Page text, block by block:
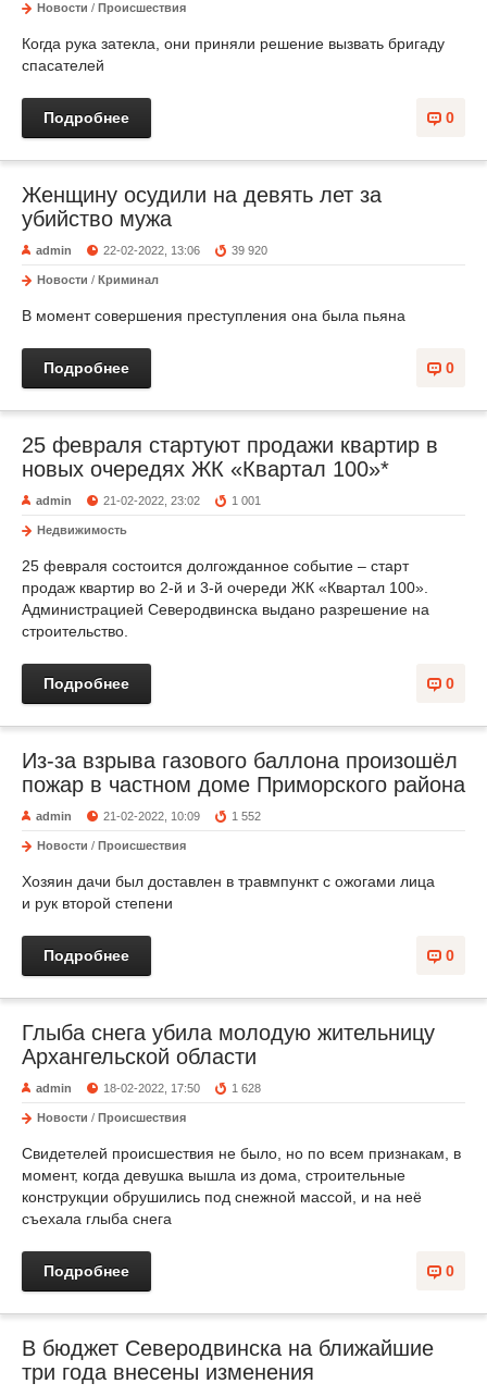
Новости / Происшествия
Когда рука затекла, они приняли решение вызвать бригаду
спасателей
0
Подробнее
Женщину осудили на девять лет за
убийство мужа
admin 22-02-2022, 13:06 39 920
Новости / Криминал
В момент совершения преступления она была пьяна
0
Подробнее
25 февраля стартуют продажи квартир в
новых очередях ЖК «Квартал 100»*
admin 21-02-2022, 23:02 1 001
Недвижимость
25 февраля состоится долгожданное событие – старт
продаж квартир во 2-й и 3-й очереди ЖК «Квартал 100».
Администрацией Северодвинска выдано разрешение на
строительство.
0
Подробнее
Из-за взрыва газового баллона произошёл
пожар в частном доме Приморского района
admin 21-02-2022, 10:09 1 552
Новости / Происшествия
Хозяин дачи был доставлен в травмпункт с ожогами лица
и рук второй степени
0
Подробнее
Глыба снега убила молодую жительницу
Архангельской области
admin 18-02-2022, 17:50 1 628
Новости / Происшествия
Свидетелей происшествия не было, но по всем признакам, в
момент, когда девушка вышла из дома, строительные
конструкции обрушились под снежной массой, и на неё
съехала глыба снега
0
Подробнее
В бюджет Северодвинска на ближайшие
три года внесены изменения